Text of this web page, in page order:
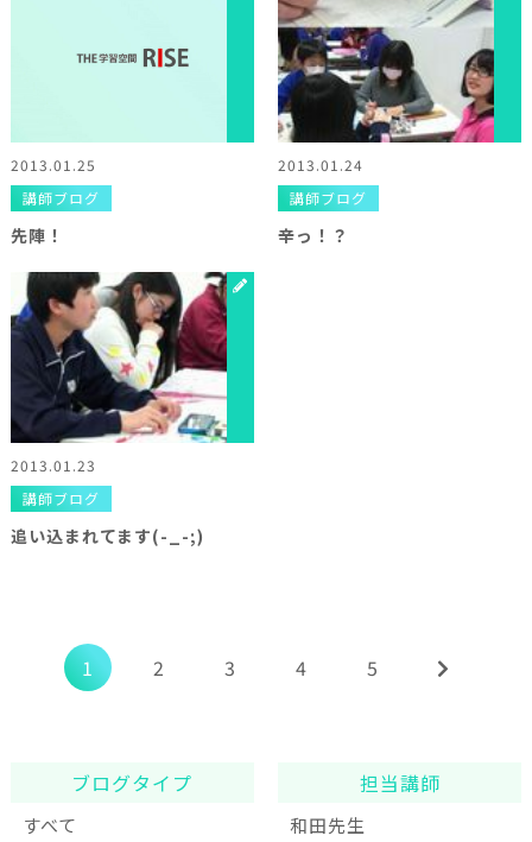
2013.01.25
講師ブログ
先陣！
2013.01.24
講師ブログ
辛っ！？
2013.01.23
講師ブログ
追い込まれてます(-_-;)
1 2 3 4 5
ブログタイプ
すべて
担当講師
和田先生